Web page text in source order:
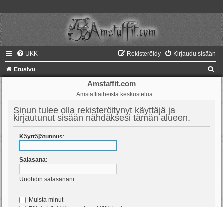
UKK Kirjaudu sisään
Rekisteröidy
Etusivu
Amstaffit.com
Amstaffiaiheista keskustelua
Sinun tulee olla rekisteröitynyt käyttäjä ja
kirjautunut sisään nähdäksesi tämän alueen.
Käyttäjätunnus:
Salasana:
Unohdin salasanani
Muista minut